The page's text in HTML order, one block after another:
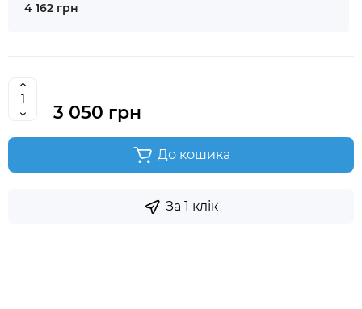
4 162 грн
3 050 грн
До кошика
За 1 клік